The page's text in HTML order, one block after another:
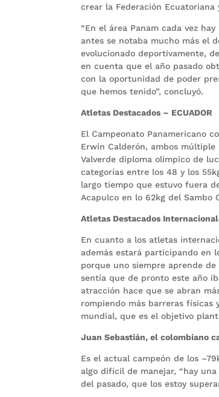
crear la Federación
“En el área Panam cada vez
antes se notaba mucho más el
evolucionado deportivamente,
en cuenta que el año pasado
con la oportunidad de poder
que hemos tenido”, concluyó.
Atletas Destacados – ECUADOR
El Campeonato Panamericano
Erwin Calderón, ambos
Valverde diploma olímpico de
categorías entre los 48 y los
largo tiempo que estuvo fuera
Acapulco en lo 62kg del Sambo
Atletas Destacados
En cuanto a los atletas
además estará participando en
porque uno siempre aprende
sentía que de pronto este año
atracción hace que se abran
rompiendo más barreras físicas
mundial, que es el objetivo
Juan Sebastián, el colombiano
Es el actual campeón de los
algo difícil de manejar, “hay
del pasado, que los estoy